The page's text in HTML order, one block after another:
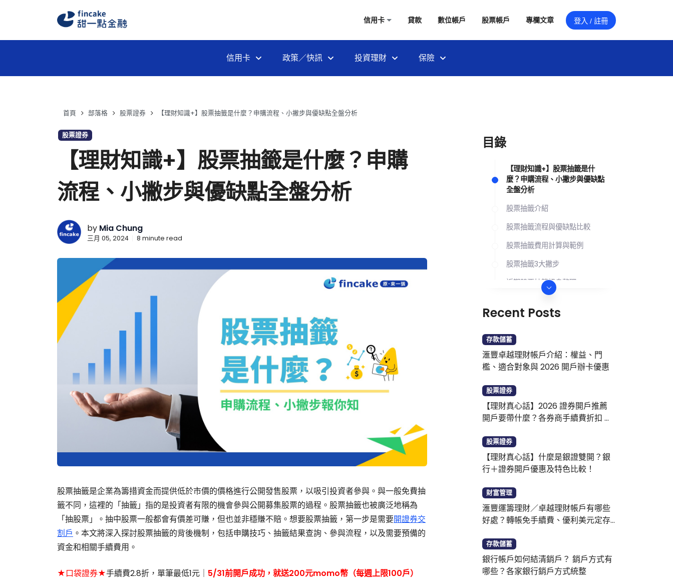
信用卡 貸款 數位帳戶 股票帳戶 專欄文章 登入 / 註冊
信用卡 政策／快訊 投資理財 保險
首頁 部落格 股票證券 【理財知識+】股票抽籤是什麼？申購流程、小撇步與優缺點全盤分析
股票證券
【理財知識+】股票抽籤是什麼？申購
流程、小撇步與優缺點全盤分析
by Mia Chung
三月 05, 2024 8 minute read
股票抽籤是企業為籌措資金而提供低於市價的價格進行公開發售股票，以吸引投資者參與。與一般免費抽
籤不同，這裡的「抽籤」指的是投資者有限的機會參與公開募集股票的過程。股票抽籤也被廣泛地稱為
「抽股票」。抽中股票一般都會有價差可賺，但也並非穩賺不賠。想要股票抽籤，第一步是需要開證券交
割戶 。本文將深入探討股票抽籤的背後機制，包括申購技巧、抽籤結果查詢、參與流程，以及需要預備的
資金和相關手續費用。
★口袋證券★手續費2.8折，單筆最低1元｜ 5/31前開戶成功，就送200元momo幣（每週上限100戶）
目錄
【理財知識+】股票抽籤是什
麼？申購流程、小撇步與優缺點
全盤分析
股票抽籤介紹
股票抽籤流程與優缺點比較
股票抽籤費用計算與範例
股票抽籤3大撇步
近期股票抽籤訊息整理
股票抽籤、申購常見問題
Recent Posts
存款儲蓄
滙豐卓越理財帳戶介紹：權益、門
檻、適合對象與 2026 開戶辦卡優惠
股票證券
【理財真心話】2026 證券開戶推薦
開戶要帶什麼？各券商手續費折扣 新
股票證券
【理財真心話】什麼是銀證雙開？銀
行＋證券開戶優惠及特色比較！
財富管理
滙豐運籌理財／卓越理財帳戶有哪些
好處？轉帳免手續費、優利美元定存
存款儲蓄
銀行帳戶如何結清銷戶？ 銷戶方式有
哪些？各家銀行銷戶方式統整